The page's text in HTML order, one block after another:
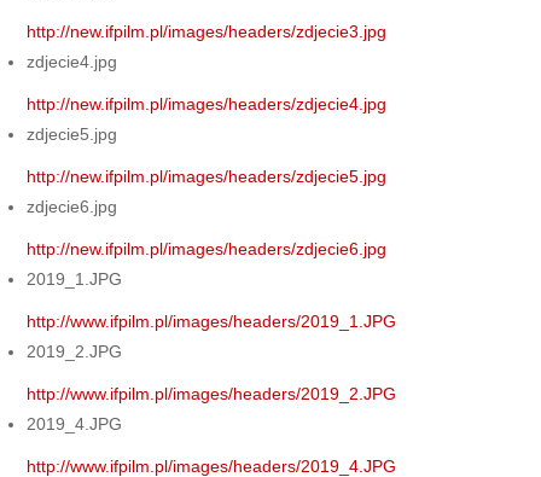
http://new.ifpilm.pl/images/headers/zdjecie3.jpg
zdjecie4.jpg
http://new.ifpilm.pl/images/headers/zdjecie4.jpg
zdjecie5.jpg
http://new.ifpilm.pl/images/headers/zdjecie5.jpg
zdjecie6.jpg
http://new.ifpilm.pl/images/headers/zdjecie6.jpg
2019_1.JPG
http://www.ifpilm.pl/images/headers/2019_1.JPG
2019_2.JPG
http://www.ifpilm.pl/images/headers/2019_2.JPG
2019_4.JPG
http://www.ifpilm.pl/images/headers/2019_4.JPG